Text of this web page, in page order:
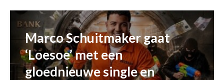
Marco Schuitmaker gaat
‘Loesoe’ met een
gloednieuwe single en